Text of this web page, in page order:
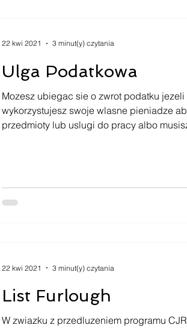
Ulga Podatkowa
Mozesz ubiegac sie o zwrot podatku jezeli
wykorzystujesz swoje wlasne pieniadze
przedmioty lub uslugi do pracy albo
22 kwi 2021 3 minut(y) czytania
List Furlough
W zwiazku z przedluzeniem programu
22 kwi 2021 3 minut(y) czytania